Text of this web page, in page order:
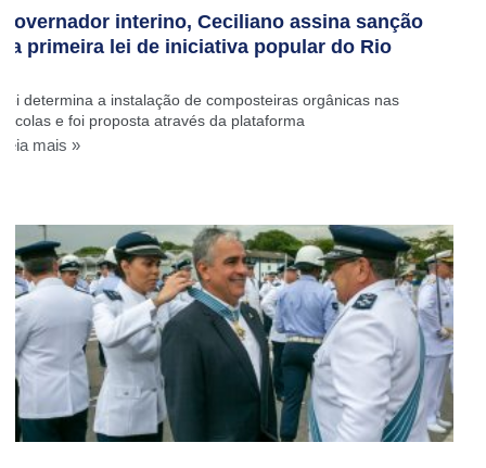
Governador interino, Ceciliano assina sanção
da primeira lei de iniciativa popular do Rio
Lei determina a instalação de composteiras orgânicas nas
escolas e foi proposta através da plataforma
Leia mais »